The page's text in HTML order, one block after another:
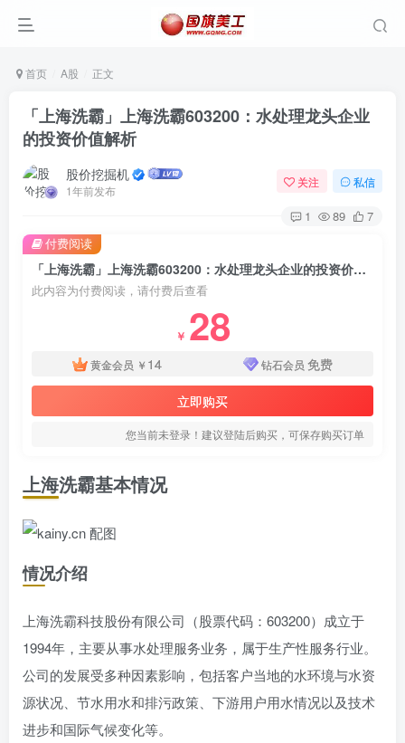
首页 A股 正文
「上海洗霸」上海洗霸603200：水处理龙头企业
的投资价值解析
股价挖掘机
1年前发布
关注 私信
1 89 7
「上海洗霸」上海洗霸603200：水处理龙头企业的投资价值解析
此内容为付费阅读，请付费后查看
￥ 28
黄金会员 ￥ 14 钻石会员 免费
立即购买
您当前未登录！建议登陆后购买，可保存购买订单
付费阅读
上海洗霸基本情况
情况介绍
上海洗霸科技股份有限公司（股票代码：603200）成立于
1994年，主要从事水处理服务业务，属于生产性服务行业。
公司的发展受多种因素影响，包括客户当地的水环境与水资
源状况、节水用水和排污政策、下游用户用水情况以及技术
进步和国际气候变化等。